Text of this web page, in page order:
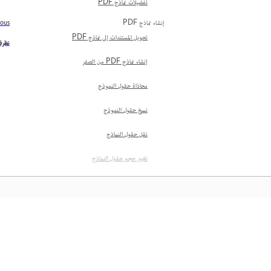
تفضيلات نماذج PDF
إنشاء نماذج PDF
تحويل المستندات إلى نماذج PDF
إنشاء نماذج PDF من الصفر
محاذاة حقول النموذج
نسخ حقول النموذج
نقل حقول النماذج
تغيير حجم حقول النماذج